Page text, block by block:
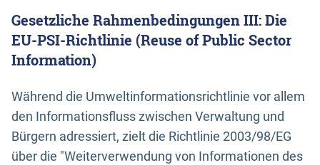
Gesetzliche Rahmenbedingungen III: Die
EU-PSI-Richtlinie (Reuse of Public Sector
Information)
Während die Umweltinformationsrichtlinie vor allem
den Informationsfluss zwischen Verwaltung und
Bürgern adressiert, zielt die Richtlinie 2003/98/EG
über die "Weiterverwendung von Informationen des